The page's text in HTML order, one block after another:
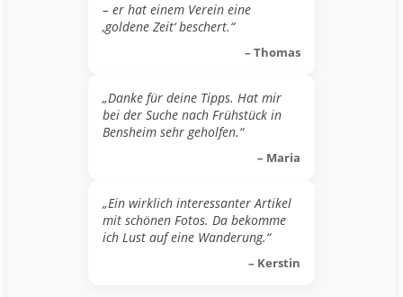
– er hat einem Verein eine
‚goldene Zeit‘ beschert.“
– Thomas
„Danke für deine Tipps. Hat mir
bei der Suche nach Frühstück in
Bensheim sehr geholfen.“
– Maria
„Ein wirklich interessanter Artikel
mit schönen Fotos. Da bekomme
ich Lust auf eine Wanderung.“
– Kerstin